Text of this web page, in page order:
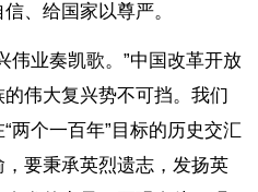
、给国家以尊严。
伟业奏凯歌。”中国改革开放
伟大复兴势不可挡。我们
两个一百年”目标的历史交汇
要秉承英烈遗志，发扬英